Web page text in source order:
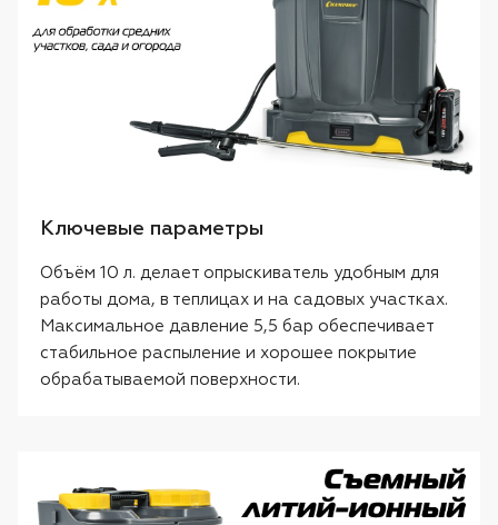
Ключевые параметры
Объём 10 л. делает опрыскиватель удобным для
работы дома, в теплицах и на садовых участках.
Максимальное давление 5,5 бар обеспечивает
стабильное распыление и хорошее покрытие
обрабатываемой поверхности.